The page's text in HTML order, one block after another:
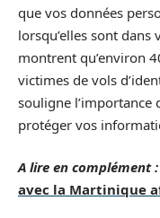
que vos données
lorsqu’elles sont dans
montrent qu’environ
victimes de vols
souligne l’importance
protéger vos
A lire en complément :
avec la Martinique